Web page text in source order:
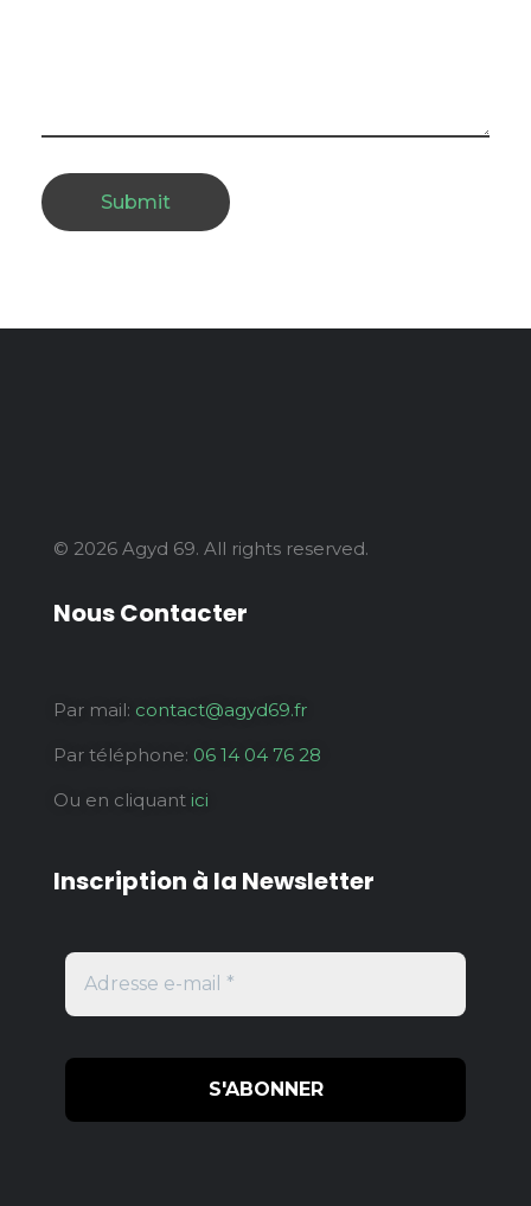
© 2026 Agyd 69. All rights reserved.
Nous Contacter
Par mail: contact@agyd69.fr
Par téléphone: 06 14 04 76 28
Ou en cliquant ici
Inscription à la Newsletter